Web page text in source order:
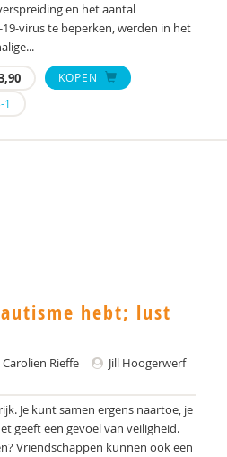
der Pasch
der Gaag
en het aantal
virus te beperken, werden in het
KOPEN
1
hebt; lust
Carolien Rieffe
Jill Hoogerwerf
Je kunt samen ergens naartoe, je
geeft een gevoel van veiligheid.
Vriendschappen kunnen ook een